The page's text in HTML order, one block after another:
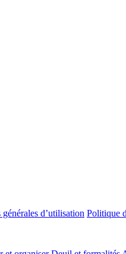
d’utilisation Politique